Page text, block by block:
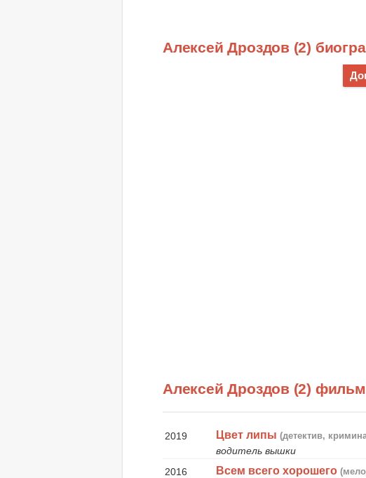
Алексей Дроздов (2)
Алексей Дроздов (2)
2019 Цвет липы (детектив,
водитель вышки
2016
Всем всего хорошего